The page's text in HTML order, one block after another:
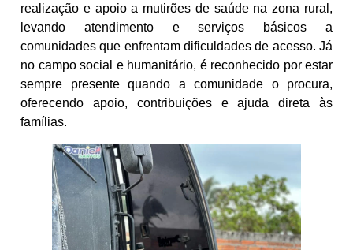
realização e apoio a mutirões de saúde na zona rural,
levando atendimento e serviços básicos a
comunidades que enfrentam dificuldades de acesso. Já
no campo social e humanitário, é reconhecido por estar
sempre presente quando a comunidade o procura,
oferecendo apoio, contribuições e ajuda direta às
famílias.